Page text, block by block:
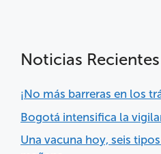
Noticias Recientes
¡No más barreras en los
Bogotá intensifica la
Una vacuna hoy, seis